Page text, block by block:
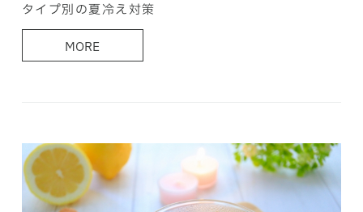
タイプ別の夏冷え対策
MORE